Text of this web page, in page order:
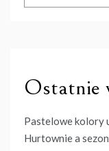
Ostatnie
Pastelowe kolory
Hurtownie a